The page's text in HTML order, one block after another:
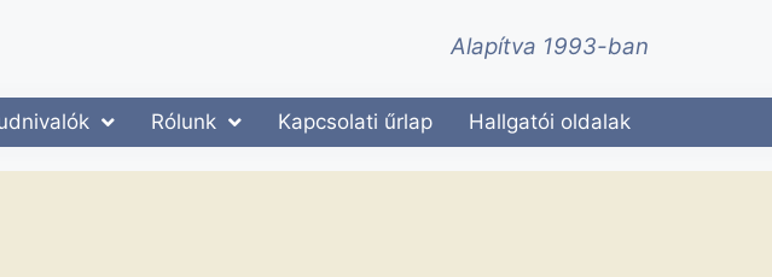
Alapítva 1993-ban
Rólunk Kapcsolati űrlap Hallgatói oldalak